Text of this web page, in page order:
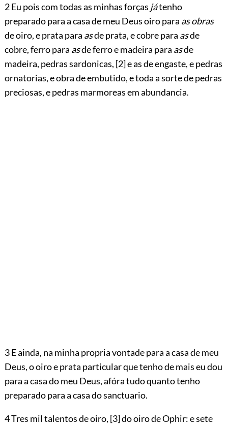
2 Eu pois com todas as minhas forças játenho
preparado para a casa de meu Deus oiro para as obras
de oiro, e prata para asde prata, e cobre para asde
cobre, ferro para asde ferro e madeira para asde
madeira, pedras sardonicas, [2]e as de engaste, e pedras
ornatorias, e obra de embutido, e toda a sorte de pedras
preciosas, e pedras marmoreas em abundancia.
3 E ainda, na minha propria vontade para a casa de meu
Deus, o oiro e prata particular que tenho de mais eu dou
para a casa do meu Deus, afóra tudo quanto tenho
preparado para a casa do sanctuario.
4 Tres mil talentos de oiro, [3]do oiro de Ophir: e sete